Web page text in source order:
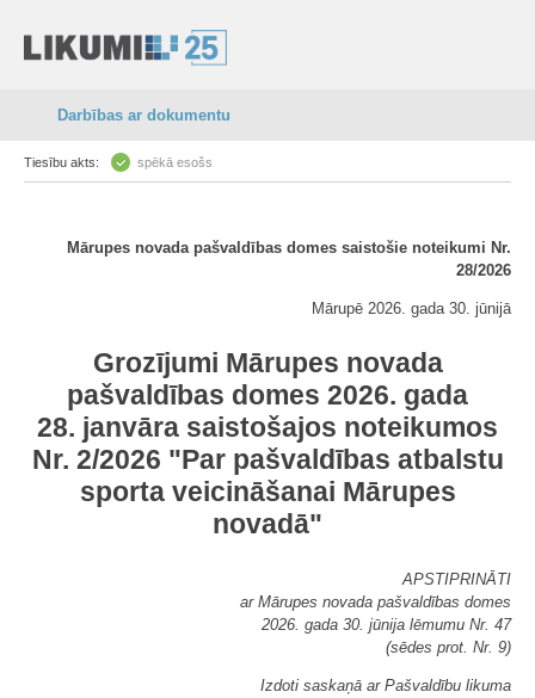
Darbības ar dokumentu
Tiesību akts: spēkā esošs
Mārupes novada pašvaldības domes saistošie noteikumi Nr.
28/2026
Mārupē 2026. gada 30. jūnijā
Grozījumi Mārupes novada
pašvaldības domes 2026. gada
28. janvāra saistošajos noteikumos
Nr. 2/2026 "Par pašvaldības atbalstu
sporta veicināšanai Mārupes
novadā"
APSTIPRINĀTI
ar Mārupes novada pašvaldības domes
2026. gada 30. jūnija lēmumu Nr. 47
(sēdes prot. Nr. 9)
Izdoti saskaņā ar Pašvaldību likuma